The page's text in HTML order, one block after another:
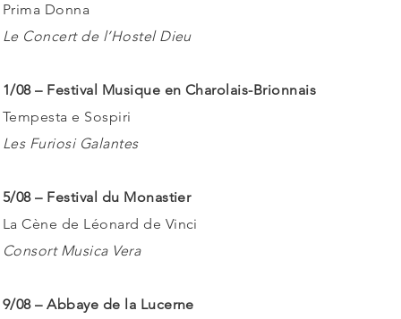
Prima Donna
Le Concert de l’Hostel Dieu
1/08 – Festival Musique en Charolais-Brionnais
Tempesta e Sospiri
Les Furiosi Galantes
5/08 – Festival du Monastier
La Cène de Léonard de Vinci
Consort Musica Vera
9/08 – Abbaye de la Lucerne